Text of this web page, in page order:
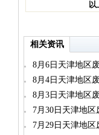
以
相关资讯
8月6日天津地区
8月4日天津地区
8月3日天津地区
7月30日天津地区
7月29日天津地区